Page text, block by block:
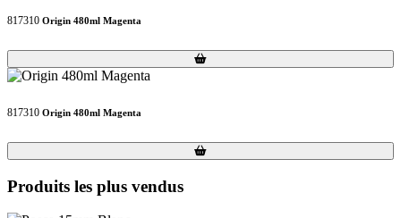
817310 Origin 480ml Magenta
Loading...
Loading...
817310 Origin 480ml Magenta
Loading...
Loading...
Produits les plus vendus